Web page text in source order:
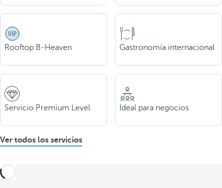
Rooftop B-Heaven Gastronomía internacional
Servicio Premium Level Ideal para negocios
Ver todos los servicios